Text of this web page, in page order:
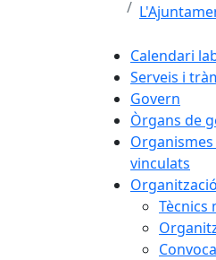
Calendari
Serveis i
Govern
Òrgans de
vinculats
Tècnics